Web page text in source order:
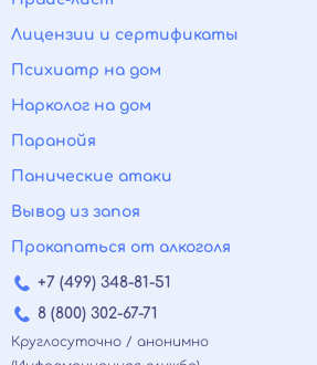
Лицензии и сертификаты
Психиатр на дом
Нарколог на дом
Паранойя
Панические атаки
Вывод из запоя
Прокапаться от алкоголя
+7 (499) 348-81-51
8 (800) 302-67-71
Круглосуточно / анонимно